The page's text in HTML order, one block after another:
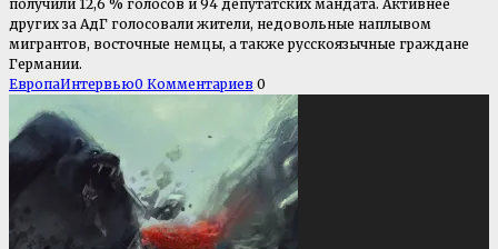
получили 12,6 % голосов и 94 депутатских мандата. Активнее
других за АдГ голосовали жители, недовольные наплывом
мигрантов, восточные немцы, а также русскоязычные граждане
Германии.
ЕвропаИнтервью0 Комментариев 0